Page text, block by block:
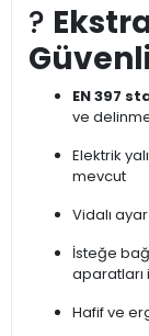
?
EN 397
ve
Elektrik
mevcut
Vidalı
İsteğe
aparatları
Hafif ve